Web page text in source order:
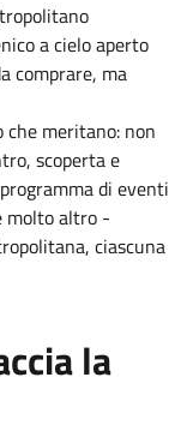
a cielo aperto
comprare, ma
meritano: non
scoperta e
di eventi
molto altro -
ciascuna
la